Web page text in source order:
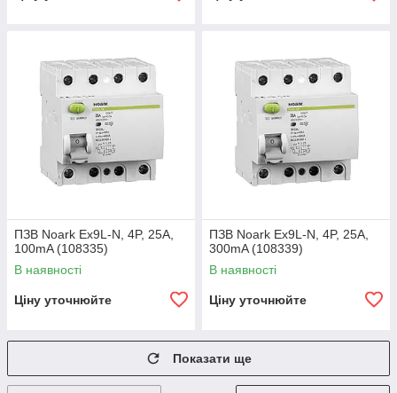
ПЗВ Noark Ex9L-N, 4P, 25A,
100mA (108335)
В наявності
Ціну уточнюйте
ПЗВ Noark Ex9L-N, 4P, 25A,
300mA (108339)
В наявності
Ціну уточнюйте
Показати ще